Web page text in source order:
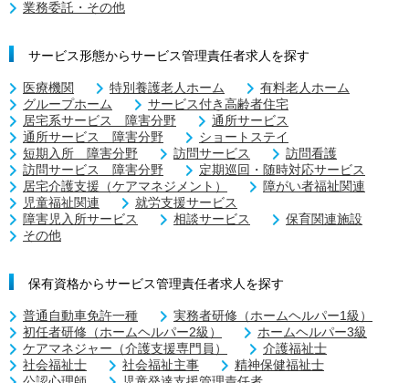
業務委託・その他
サービス形態からサービス管理責任者求人を探す
医療機関 特別養護老人ホーム
有料老人ホーム
グループホーム
サービス付き高齢者住宅
居宅系サービス 障害分野
通所サービス
通所サービス 障害分野
ショートステイ
短期入所 障害分野
訪問サービス
訪問看護
訪問サービス 障害分野
定期巡回・随時対応サービス
居宅介護支援（ケアマネジメント）
障がい者福祉関連
児童福祉関連
就労支援サービス
障害児入所サービス
相談サービス
保育関連施設
その他
保有資格からサービス管理責任者求人を探す
普通自動車免許一種
実務者研修（ホームヘルパー1級）
初任者研修（ホームヘルパー2級）
ホームヘルパー3級
ケアマネジャー（介護支援専門員）
介護福祉士
社会福祉士
社会福祉主事
精神保健福祉士